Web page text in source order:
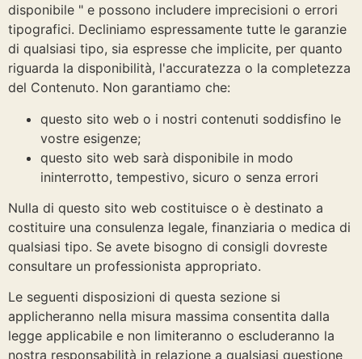
disponibile " e possono includere imprecisioni o errori
tipografici. Decliniamo espressamente tutte le garanzie
di qualsiasi tipo, sia espresse che implicite, per quanto
riguarda la disponibilità, l'accuratezza o la completezza
del Contenuto. Non garantiamo che:
questo sito web o i nostri contenuti soddisfino le
vostre esigenze;
questo sito web sarà disponibile in modo
ininterrotto, tempestivo, sicuro o senza errori
Nulla di questo sito web costituisce o è destinato a
costituire una consulenza legale, finanziaria o medica di
qualsiasi tipo. Se avete bisogno di consigli dovreste
consultare un professionista appropriato.
Le seguenti disposizioni di questa sezione si
applicheranno nella misura massima consentita dalla
legge applicabile e non limiteranno o escluderanno la
nostra responsabilità in relazione a qualsiasi questione